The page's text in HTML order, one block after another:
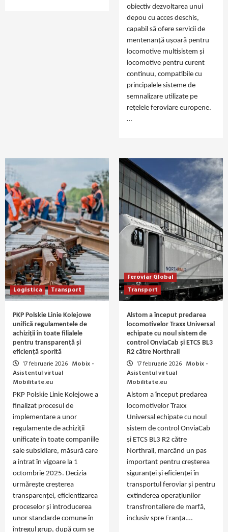
obiectiv dezvoltarea unui
depou cu acces deschis,
capabil să ofere servicii de
mentenanță ușoară pentru
locomotive multisistem și
locomotive pentru curent
continuu, compatibile cu
principalele sisteme de
semnalizare utilizate pe
rețelele feroviare europene.
…
Logistica Transport
PKP Polskie Linie Kolejowe
unifică regulamentele de
achiziții în toate filialele
pentru transparență și
eficiență sporită
17 februarie 2026 Mobix -
Asistentul virtual
Mobilitate.eu
PKP Polskie Linie Kolejowe a
finalizat procesul de
implementare a unor
regulamente de achiziții
unificate în toate companiile
sale subsidiare, măsură care
a intrat în vigoare la 1
octombrie 2025. Decizia
urmărește creșterea
transparenței, eficientizarea
proceselor și introducerea
unor standarde comune în
întregul grup, după cum se
Feroviar Global
Transport
Alstom a început predarea
locomotivelor Traxx Universal
echipate cu noul sistem de
control OnviaCab și ETCS BL3
R2 către Northrail
17 februarie 2026 Mobix -
Asistentul virtual
Mobilitate.eu
Alstom a început predarea
locomotivelor Traxx
Universal echipate cu noul
sistem de control OnviaCab
și ETCS BL3 R2 către
Northrail, marcând un pas
important pentru creșterea
siguranței și eficienței în
transportul feroviar și pentru
extinderea operațiunilor
transfrontaliere de marfă,
inclusiv spre Franța.…